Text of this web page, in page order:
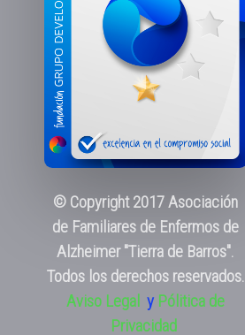
© Copyright 2017 Asociación
de Familiares de Enfermos de
Alzheimer "Tierra de Barros".
Todos los derechos reservados.
Aviso Legal y Pólitica de
Privacidad